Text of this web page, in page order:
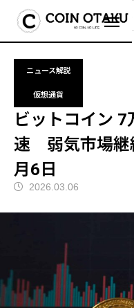
ブログ ニュース解説
ニュース解説
仮想通貨
ビットコイン
速 弱気市場
月6日
2026.03.06